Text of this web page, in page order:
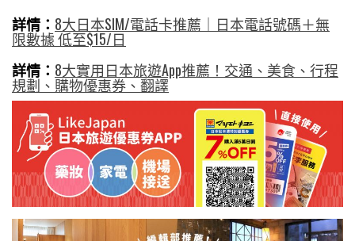
詳情： 8大日本SIM/電話卡推薦｜日本電話號碼＋無
限數據 低至$15/日
詳情： 8大實用日本旅遊App推薦！交通、美食、行程
規劃、購物優惠券、翻譯